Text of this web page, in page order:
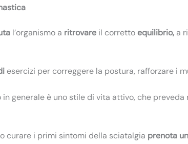
l’organismo a ritrovare il correttoequilibrio, a
esercizi per correggere la postura, rafforzare i
generale è uno stile di vita attivo, che
curare i primi sintomi della sciatalgia prenota